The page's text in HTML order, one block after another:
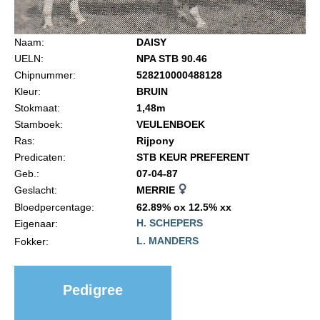
Import registratie
Veulenregistratie
Formulier overschrijven op naam
Gids voor Goede Praktijken
Tarievenlijst
Evenementen
Naam:
DAISY
UELN:
NPA STB 90.46
Chipnummer:
528210000488128
Kleur:
BRUIN
Stokmaat:
1,48m
Stamboek:
VEULENBOEK
Ras:
Rijpony
Predicaten:
STB KEUR PREFERENT
Geb.:
07-04-87
Geslacht:
MERRIE
Bloedpercentage:
62.89% ox 12.5% xx
Eigenaar:
H. SCHEPERS
Fokker:
L. MANDERS
Pedigree